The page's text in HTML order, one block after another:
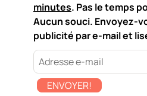
minutes. Pas le temps
Aucun souci. Envoyez-
publicité par e-mail et
ENVOYER!